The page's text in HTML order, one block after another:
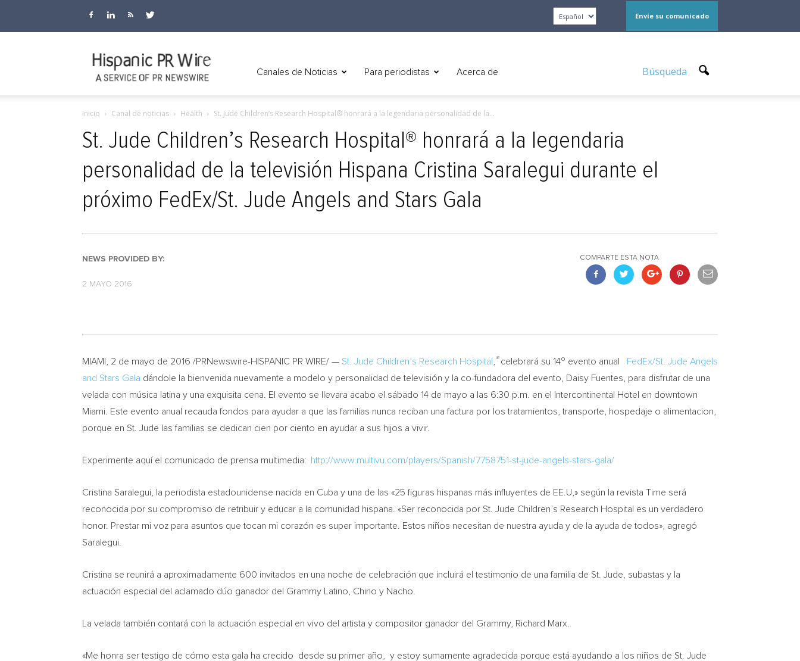
Envíe su comunicado
Wire
Canales de Noticias Para periodistas Acerca de Búsqueda
Inicio Canal de noticias Health St. Jude Children’s Research Hospital® honrará a la legendaria personalidad de la...
St. Jude Children’s Research Hospital® honrará a la legendaria
personalidad de la televisión Hispana Cristina Saralegui durante el
próximo FedEx/St. Jude Angels and Stars Gala
NEWS PROVIDED BY:
2 MAYO 2016
COMPARTE ESTA NOTA
MIAMI 2 de mayo de 2016 /PRNewswire-HISPANIC PR WIRE/ — St. Jude Children’s Research Hospital ® celebrará su 14o evento anual
FedEx/St. Jude Angels
and Stars Gala dándole la bienvenida nuevamente a modelo y personalidad de televisión y la co-fundadora del evento, Daisy Fuentes , para disfrutar de una
velada con música latina y una exquisita cena. El evento se llevara acabo el sábado 14 de mayo a las 6:30 p.m.
en el Intercontinental Hotel en downtown
Miami. Este evento anual recauda fondos para ayudar a que las familias nunca reciban una factura por los tratamientos, transporte, hospedaje o alimentacion,
porque en St. Jude las familias se dedican cien por ciento en ayudar a sus hijos a vivir.
Experimente aquí el comunicado de prensa multimedia: http://www.multivu.com/players/Spanish/7758751-st-jude-angels-stars-gala/
Cristina Saralegui, la periodista estadounidense nacida en Cuba y una de las «25 figuras hispanas más influyentes de EE.U,» según la revista Time será
reconocida por su compromiso de retribuir y educar a la comunidad hispana. «Ser reconocida por St. Jude Children’s Research Hospital es un verdadero
honor. Prestar mi voz para asuntos que tocan mi corazón es super importante. Estos niños necesitan de nuestra ayuda y de la ayuda de todos», agregó
Saralegui.
Cristina se reunirá a aproximadamente 600 invitados en una noche de celebración que incluirá el testimonio de una familia de St. Jude, subastas y la
actuación especial del aclamado dúo ganador del Grammy Latino , Chino y Nacho.
La velada también contará con la actuación especial en vivo del artista y compositor ganador del Grammy, Richard Marx
«Me honra ser testigo de cómo esta gala ha crecido desde su primer año, y estoy sumamente agradecida porque está ayudando a los niños de St. Jude